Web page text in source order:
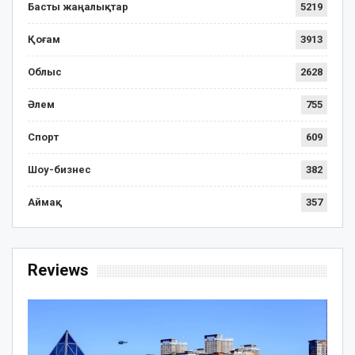
Басты жаңалықтар 5219
Қоғам 3913
Облыс 2628
Әлем 755
Спорт 609
Шоу-бизнес 382
Аймақ 357
Reviews